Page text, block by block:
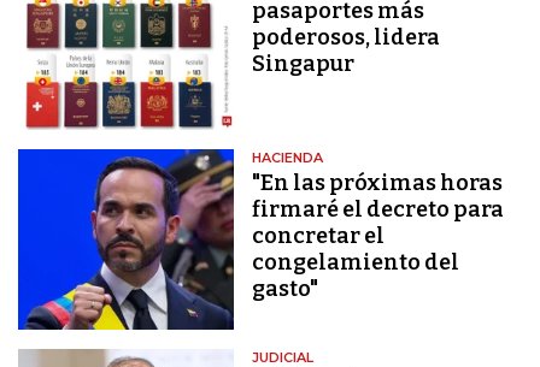
pasaportes más
poderosos, lidera
Singapur
HACIENDA
"En las próximas horas
firmaré el decreto para
concretar el
congelamiento del
gasto"
JUDICIAL